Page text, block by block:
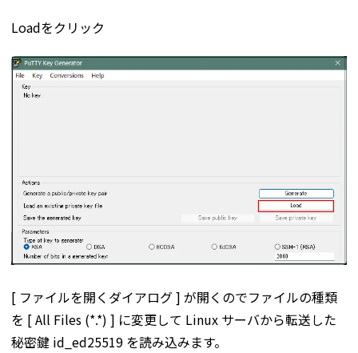
Loadをクリック
[ ファイルを開くダイアログ ] が開くのでファイルの種類
を [ All Files (*.*) ] に変更して Linux サーバから転送した
秘密鍵 id_ed25519 を読み込みます。